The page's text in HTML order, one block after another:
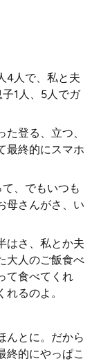
4人で、私と夫
1人、5人でガ
登る、立つ、
最終的にスマホ
、でもいつも
母さんがさ、い
はさ、私とか夫
大人のご飯食べ
て食べてくれ
るのよ。
んとに。だから
終的にやっぱこ